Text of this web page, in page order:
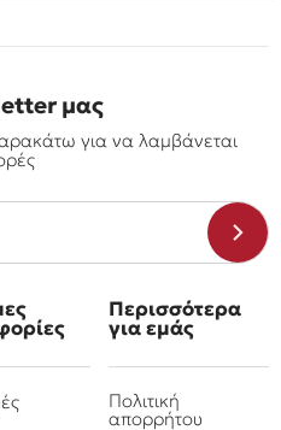
μας
για να λαμβάνεται
Περισσότερα
για εμάς
Πολιτική
απορρήτου